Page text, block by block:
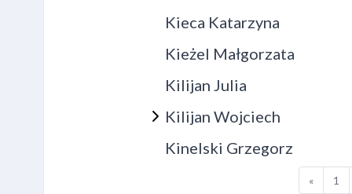
Kieca Katarzyna
Kieżel Małgorzata
Kilijan Julia
Kilijan Wojciech
Kinelski Grzegorz
« 1